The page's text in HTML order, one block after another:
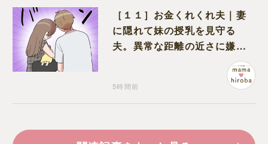
［１１］お金くれくれ夫｜妻
に隠れて妹の授乳を見守る
夫。異常な距離の近さに嫌悪
5時間前